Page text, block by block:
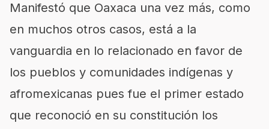
Manifestó que Oaxaca una vez más, como
en muchos otros casos, está a la
vanguardia en lo relacionado en favor de
los pueblos y comunidades indígenas y
afromexicanas pues fue el primer estado
que reconoció en su constitución los